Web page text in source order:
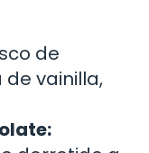
de
de vainilla,